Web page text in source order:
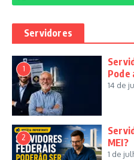
Servidores
1
Pode
14 de
2
MEI?
1 de